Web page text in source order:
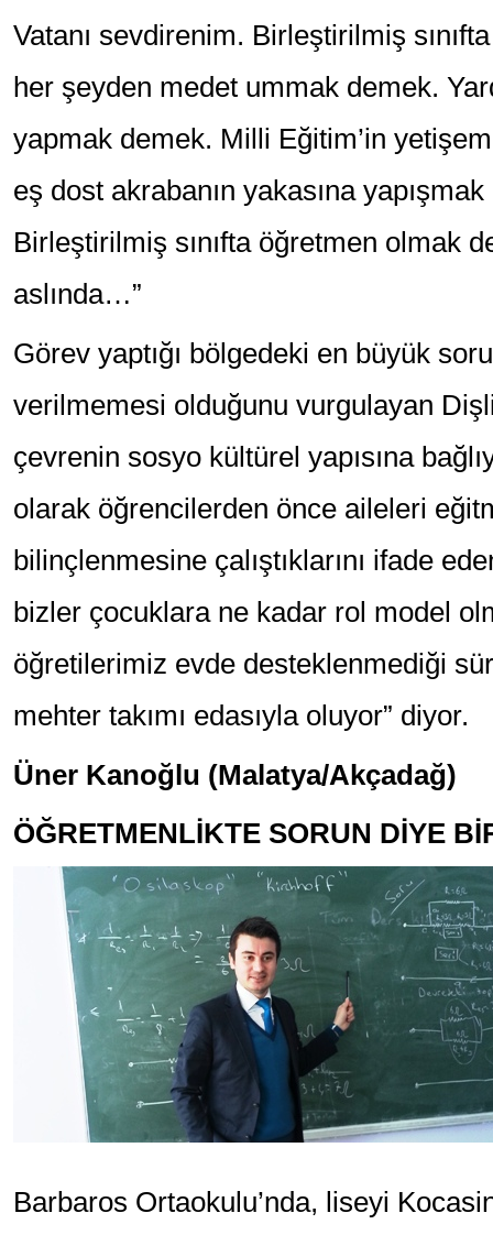
Vatanı sevdirenim. Birleştirilmiş
her şeyden medet ummak demek.
yapmak demek. Milli Eğitim’in
eş dost akrabanın yakasına
Birleştirilmiş sınıfta öğretmen olmak
aslında…”
Görev yaptığı bölgedeki en büyük
verilmemesi olduğunu vurgulayan
çevrenin sosyo kültürel yapısına
olarak öğrencilerden önce aileleri
bilinçlenmesine çalıştıklarını ifade
bizler çocuklara ne kadar rol model
öğretilerimiz evde desteklenmediği
mehter takımı edasıyla oluyor” diyor.
Üner Kanoğlu (Malatya/Akçadağ)
ÖĞRETMENLİKTE SORUN DİYE
Barbaros Ortaokulu’nda, liseyi